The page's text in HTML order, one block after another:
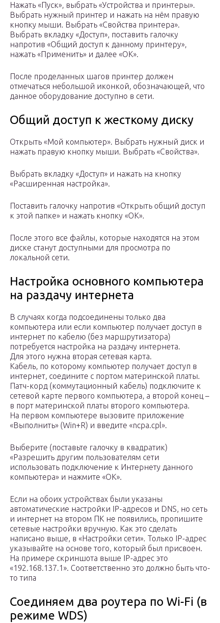
Нажать «Пуск», выбрать «Устройства и принтеры».
Выбрать нужный принтер и нажать на нём правую
кнопку мыши. Выбрать «Свойства принтера».
Выбрать вкладку «Доступ», поставить галочку
напротив «Общий доступ к данному принтеру»,
нажать «Применить» и далее «ОК».
После проделанных шагов принтер должен
отмечаться небольшой иконкой, обозначающей, что
данное оборудование доступно в сети.
Общий доступ к жесткому диску
Открыть «Мой компьютер». Выбрать нужный диск и
нажать правую кнопку мыши. Выбрать «Свойства».
Выбрать вкладку «Доступ» и нажать на кнопку
«Расширенная настройка».
Поставить галочку напротив «Открыть общий доступ
к этой папке» и нажать кнопку «ОК».
После этого все файлы, которые находятся на этом
диске станут доступными для просмотра по
локальной сети.
Настройка основного компьютера
на раздачу интернета
В случаях когда подсоединены только два
компьютера или если компьютер получает доступ в
интернет по кабелю (без маршрутизатора)
потребуется настройка на раздачу интернета.
Для этого нужна вторая сетевая карта.
Кабель, по которому компьютер получает доступ в
интернет, соедините с портом материнской платы.
Патч-корд (коммутационный кабель) подключите к
сетевой карте первого компьютера, а второй конец –
в порт материнской платы второго компьютера.
На первом компьютере вызовите приложение
«Выполнить» (Win+R) и введите «ncpa.cpl».
Выберите (поставьте галочку в квадратик)
«Разрешить другим пользователям сети
использовать подключение к Интернету данного
компьютера» и нажмите «ОК».
Если на обоих устройствах были указаны
автоматические настройки IP-адресов и DNS, но сеть
и интернет на втором ПК не появились, пропишите
сетевые настройки вручную. Как это сделать
написано выше, в «Настройки сети». Только IP-адрес
указывайте на основе того, который был присвоен.
На примере скриншота выше IP-адрес это
«192.168.137.1». Соответственно это должно быть что-
то типа
Соединяем два роутера по Wi-Fi (в
режиме WDS)